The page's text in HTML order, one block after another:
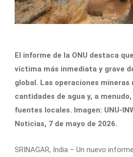
El informe de la ONU destaca
víctima más inmediata y grave
global. Las operaciones mineras
cantidades de agua y, a
fuentes locales. Imagen: UNU-
Noticias, 7 de mayo de 2026.
SRINAGAR, India – Un nuevo